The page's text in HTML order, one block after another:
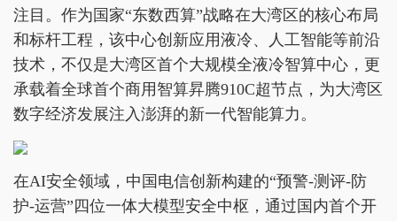
注目。作为国家“东数西算”战略在大湾区的核心布局
和标杆工程，该中心创新应用液冷、人工智能等前沿
技术，不仅是大湾区首个大规模全液冷智算中心，更
承载着全球首个商用智算昇腾910C超节点，为大湾区
数字经济发展注入澎湃的新一代智能算力。
在AI安全领域，中国电信创新构建的“预警-测评-防
护-运营”四位一体大模型安全中枢，通过国内首个开